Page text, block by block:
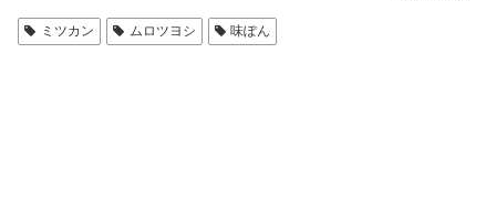
ミツカン ムロツヨシ 味ぽん